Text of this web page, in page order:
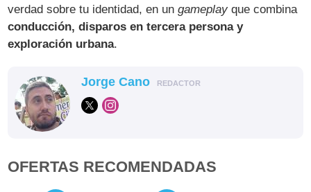
verdad sobre tu identidad, en ungameplay que combina
conducción, disparos en tercera persona y
exploración urbana.
Jorge Cano REDACTOR
OFERTAS RECOMENDADAS